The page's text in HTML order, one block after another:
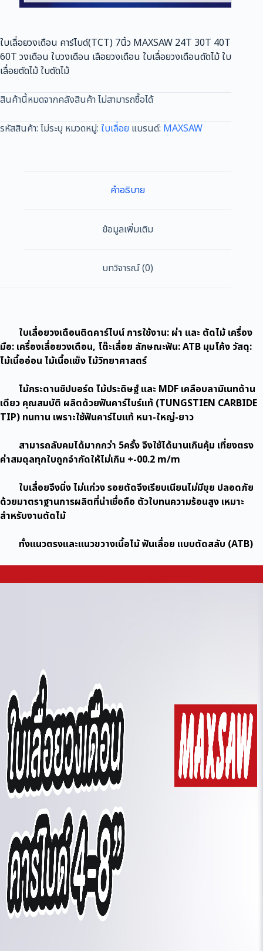
ใบเลื่อยวงเดือน คาร์ไบด์(TCT) 7นิ้ว MAXSAW 24T 30T 40T
60T วงเดือน ใบวงเดือน เลือยวงเดือน ใบเลื่อยวงเดือนตัดไม้ ใบ
เลื่อยตัดไม้ ใบตัดไม้
สินค้านี้หมดจากคลังสินค้า ไม่สามารถซื้อได้
รหัสสินค้า: ไม่ระบุ หมวดหมู่: ใบเลื่อย แบรนด์: MAXSAW
คำอธิบาย
ข้อมูลเพิ่มเติม
บทวิจารณ์ (0)
ใบเลื่อยวงเดือนติดคาร์ไบน์ การใช้งาน: ผ่า และ ตัดไม้ เครื่อง
มือ: เครื่องเลื่อยวงเดือน, โต๊ะเลื่อย ลักษณะฟัน: ATB มุมโค้ง วัสดุ:
ไม้เนื้ออ่อน ไม้เนื้อแข็ง ไม้วิทยาศาสตร์
ไม้กระดานชิปบอร์ด ไม้ประดิษฐ์ และ MDF เคลือบลามิเนทด้าน
เดียว คุณสมบัติ ผลิตด้วยฟันคาร์ไบร์แท้ (TUNGSTIEN CARBIDE
TIP) ทนทาน เพราะใช้ฟันคาร์ไบแท้ หนา-ใหญ่-ยาว
สามารถลับคมได้มากกว่า 5ครั้ง จึงใช้ได้นานเกินคุ้ม เที่ยงตรง
ค่าสมดุลทุกใบถูกจำกัดให้ไม่เกิน +-00.2 m/m
ใบเลื่อยจึงนิ่ง ไม่แก่วง รอยตัดจึงเรียบเนียนไม่มีขุย ปลอดภัย
ด้วยมาตราฐานการผลิตที่น่าเชื่อถือ ตัวใบทนความร้อนสูง เหมาะ
สำหรับงานตัดไม้
ทั้งแนวตรงและแนวขวางเนื้อไม้ ฟันเลื่อย แบบตัดสลับ (ATB)